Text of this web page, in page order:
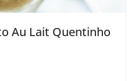
Au Lait Quentinho